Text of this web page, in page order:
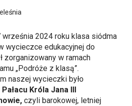
września 2024 roku klasa siódma
wycieczce edukacyjnej do
zorganizowany w ramach
„Podróże z klasą”.
naszej wycieczki było
Króla Jana III
czyli barokowej, letniej